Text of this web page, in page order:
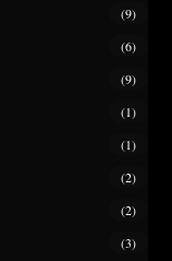
(9)
(6)
(9)
(1)
(1)
(2)
(2)
(3)